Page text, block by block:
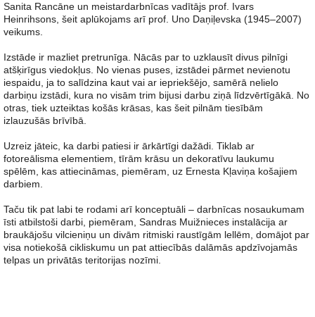
Sanita Rancāne un meistardarbnīcas vadītājs prof. Ivars
Heinrihsons, šeit aplūkojams arī prof. Uno Daņiļevska (1945–2007)
veikums.
Izstāde ir mazliet pretrunīga. Nācās par to uzklausīt divus pilnīgi
atšķirīgus viedokļus. No vienas puses, izstādei pārmet nevienotu
iespaidu, ja to salīdzina kaut vai ar iepriekšējo, samērā nelielo
darbiņu izstādi, kura no visām trim bijusi darbu ziņā līdzvērtīgākā. No
otras, tiek uzteiktas košās krāsas, kas šeit pilnām tiesībām
izlauzušās brīvībā.
Uzreiz jāteic, ka darbi patiesi ir ārkārtīgi dažādi. Tiklab ar
fotoreālisma elementiem, tīrām krāsu un dekoratīvu laukumu
spēlēm, kas attiecināmas, piemēram, uz Ernesta Kļaviņa košajiem
darbiem.
Taču tik pat labi te rodami arī konceptuāli – darbnīcas nosaukumam
īsti atbilstoši darbi, piemēram, Sandras Muižnieces instalācija ar
braukājošu vilcieniņu un divām ritmiski raustīgām lellēm, domājot par
visa notiekošā cikliskumu un pat attiecībās dalāmās apdzīvojamās
telpas un privātās teritorijas nozīmi.